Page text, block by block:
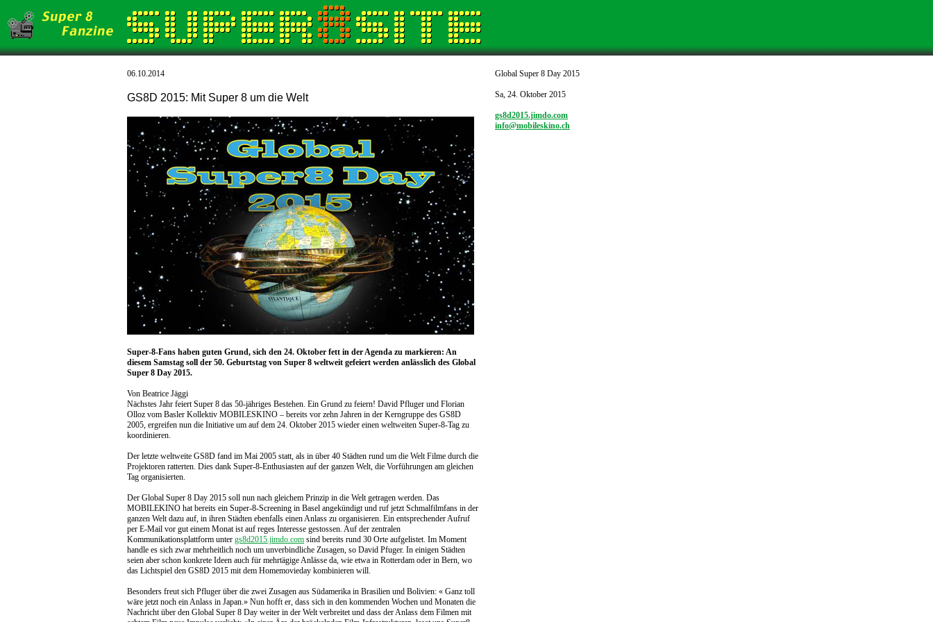
06.10.2014
GS8D 2015: Mit Super 8 um die Welt
Super-8-Fans haben guten Grund, sich den 24. Oktober fett in der Agenda zu markieren: An
diesem Samstag soll der 50. Geburtstag von Super 8 weltweit gefeiert werden anlässlich des Global
Super 8 Day 2015.
Von Beatrice Jäggi
Nächstes Jahr feiert Super 8 das 50-jähriges Bestehen. Ein Grund zu feiern! David Pfluger und Florian
Olloz vom Basler Kollektiv MOBILESKINO – bereits vor zehn Jahren in der Kerngruppe des GS8D
2005, ergreifen nun die Initiative um auf dem 24. Oktober 2015 wieder einen weltweiten Super-8-Tag zu
koordinieren.
Der letzte weltweite GS8D fand im Mai 2005 statt, als in über 40 Städten rund um die Welt Filme durch die
Projektoren ratterten. Dies dank Super-8-Enthusiasten auf der ganzen Welt, die Vorführungen am gleichen
Tag organisierten.
Der Global Super 8 Day 2015 soll nun nach gleichem Prinzip in die Welt getragen werden. Das
MOBILEKINO hat bereits ein Super-8-Screening in Basel angekündigt und ruf jetzt Schmalfilmfans in der
ganzen Welt dazu auf, in ihren Städten ebenfalls einen Anlass zu organisieren. Ein entsprechender Aufruf
per E-Mail vor gut einem Monat ist auf reges Interesse gestossen. Auf der zentralen
Kommunikationsplattform unter gs8d2015.jimdo.com sind bereits rund 30 Orte aufgelistet. Im Moment
handle es sich zwar mehrheitlich noch um unverbindliche Zusagen, so David Pfuger. In einigen Städten
seien aber schon konkrete Ideen auch für mehrtägige Anlässe da, wie etwa in Rotterdam oder in Bern, wo
das Lichtspiel den GS8D 2015 mit dem Homemovieday kombinieren will.
Besonders freut sich Pfluger über die zwei Zusagen aus Südamerika in Brasilien und Bolivien: « Ganz toll
wäre jetzt noch ein Anlass in Japan.» Nun hofft er, dass sich in den kommenden Wochen und Monaten die
Nachricht über den Global Super 8 Day weiter in der Welt verbreitet und dass der Anlass dem Filmen mit
Global Super 8 Day 2015
Sa, 24. Oktober 2015
gs8d2015.jimdo.com
info@mobileskino.ch